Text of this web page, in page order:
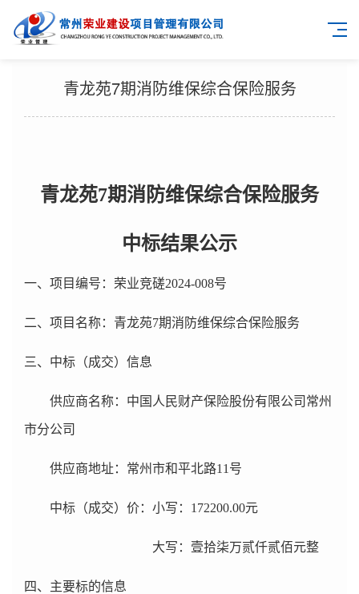
青龙苑7期消防维保综合保险服务
青龙苑7期消防维保综合保险服务
中标结果公示
一、项目编号：荣业竞磋2024-008号
二、项目名称：青龙苑7期消防维保综合保险服务
三、中标（成交）信息
供应商名称：中国人民财产保险股份有限公司常州
市分公司
供应商地址：常州市和平北路11号
中标（成交）价：小写：172200.00元
大写：壹拾柒万贰仟贰佰元整
四、主要标的信息